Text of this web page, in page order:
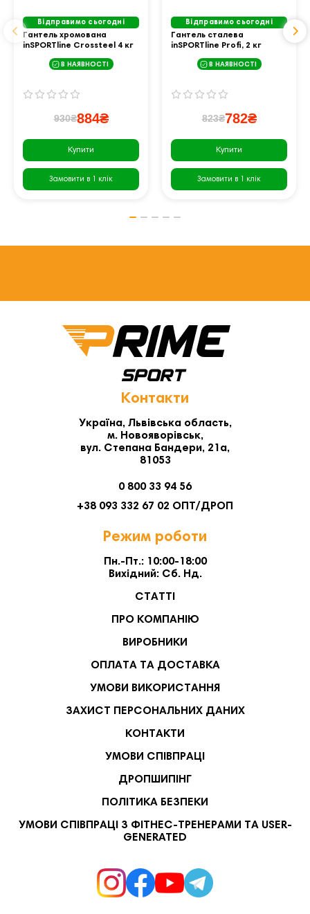
Відправимо сьогодні
Гантель хромована
inSPORTline Crossteel 4 кг
В НАЯВНОСТІ
930₴884₴
Купити
Замовити в 1 клік
Відправимо сьогодні
Гантель сталева
inSPORTline Profi, 2 кг
В НАЯВНОСТІ
823₴782₴
Купити
Замовити в 1 клік
Контакти
Україна, Львівська область,
м. Новояворівськ,
вул. Степана Бандери, 21а,
81053
0 800 33 94 56
+38 093 332 67 02 ОПТ/ДРОП
Режим роботи
Пн.-Пт.: 10:00-18:00
Вихідний: Сб. Нд.
СТАТТІ
ПРО КОМПАНІЮ
ВИРОБНИКИ
ОПЛАТА ТА ДОСТАВКА
УМОВИ ВИКОРИСТАННЯ
ЗАХИСТ ПЕРСОНАЛЬНИХ ДАНИХ
КОНТАКТИ
УМОВИ СПІВПРАЦІ
ДРОПШИПІНГ
ПОЛІТИКА БЕЗПЕКИ
УМОВИ СПІВПРАЦІ З ФІТНЕС-ТРЕНЕРАМИ ТА USER-
GENERATED